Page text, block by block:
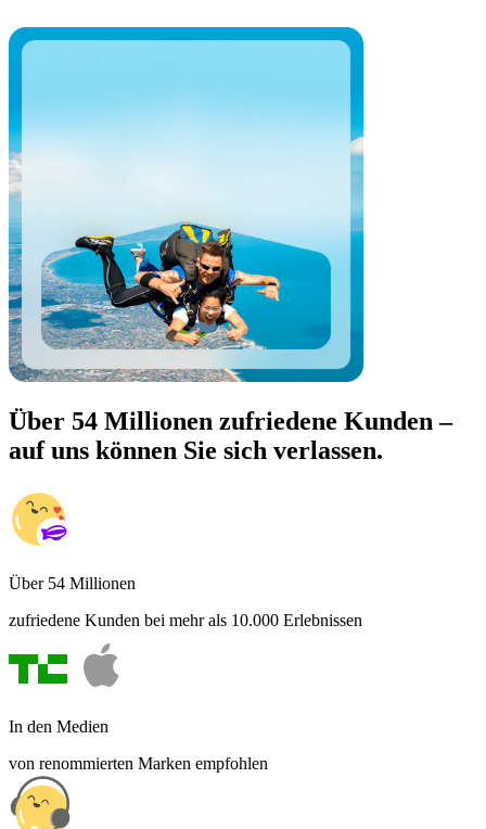
Über 54 Millionen zufriedene Kunden –
auf uns können Sie sich verlassen.
Über 54 Millionen
zufriedene Kunden bei mehr als 10.000 Erlebnissen
In den Medien
von renommierten Marken empfohlen